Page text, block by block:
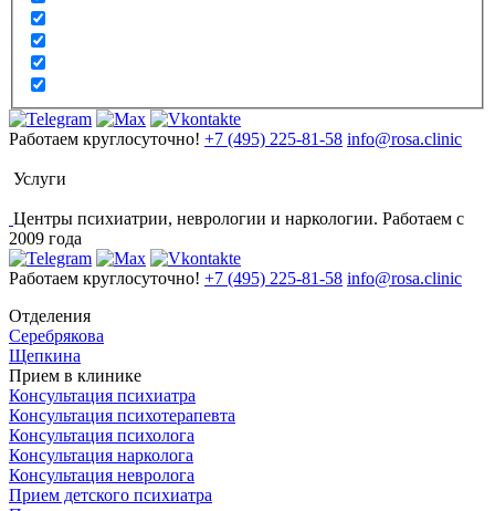
Работаем круглосуточно! +7 (495) 225-81-58 info@rosa.clinic
Услуги
Центры психиатрии, неврологии и наркологии. Работаем с
2009 года
Работаем круглосуточно! +7 (495) 225-81-58 info@rosa.clinic
Отделения
Серебрякова
Щепкина
Прием в клинике
Консультация психиатра
Консультация психотерапевта
Консультация психолога
Консультация нарколога
Консультация невролога
Прием детского психиатра